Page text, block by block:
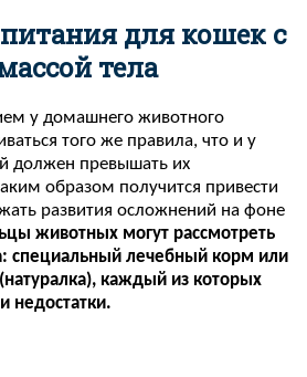
для кошек с
тела
у домашнего животного
того же правила, что и у
должен превышать их
образом получится привести
развития осложнений на фоне
животных могут рассмотреть
специальный лечебный корм или
каждый из которых
недостатки.